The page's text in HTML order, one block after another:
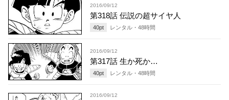
2016/09/12
第318話 伝説の超サイヤ人
40pt レンタル・ 48時間
2016/09/12
第317話 生か死か…
40pt レンタル・ 48時間
2016/09/12